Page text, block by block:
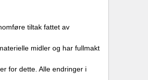
tiltak fattet av
midler og har fullmakt
for dette. Alle endringer i